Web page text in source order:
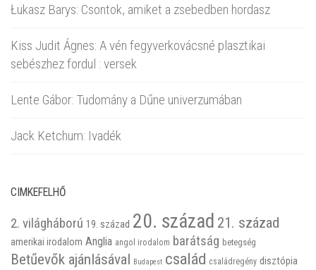
Łukasz Barys: Csontok, amiket a zsebedben hordasz
Kiss Judit Ágnes: A vén fegyverkovácsné plasztikai
sebészhez fordul : versek
Lente Gábor: Tudomány a Dűne univerzumában
Jack Ketchum: Ivadék
CIMKEFELHŐ
2. világháború 19. század 20. század 21. század
amerikai irodalom Anglia angol irodalom barátság betegség
Betűevők ajánlásával Budapest család családregény disztópia